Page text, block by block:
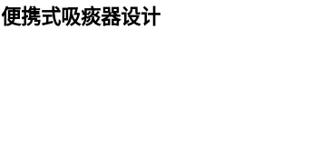
便携式吸痰器设计